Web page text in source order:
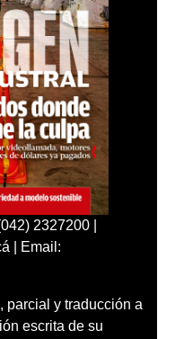
2327200 |
| Email:
parcial y traducción a
escrita de su